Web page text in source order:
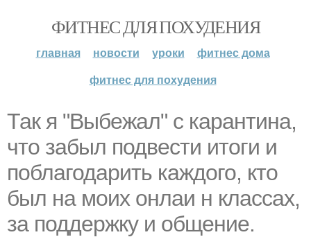
ФИТНЕС ДЛЯ ПОХУДЕНИЯ
главная новости уроки
фитнес дома
фитнес для похудения
Так я "Выбежал" с карантина,
что забыл подвести итоги и
поблагодарить каждого, кто
был на моих онлаи н классах,
за поддержку и общение.